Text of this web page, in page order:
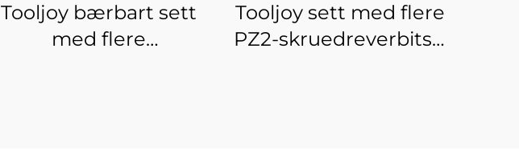
Tooljoy bærbart sett
med flere
Tooljoy sett med flere
PZ2-skruedreverbits –